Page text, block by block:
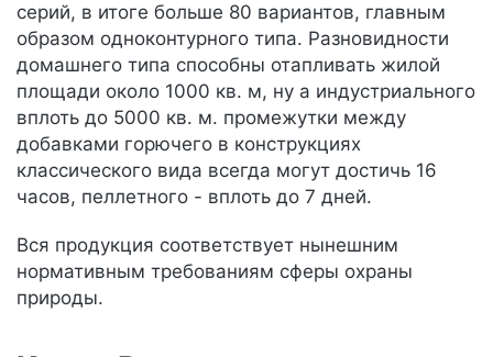
серий, в итоге больше 80 вариантов, главным
образом одноконтурного типа. Разновидности
домашнего типа способны отапливать жилой
площади около 1000 кв. м, ну а индустриального
вплоть до 5000 кв. м. промежутки между
добавками горючего в конструкциях
классического вида всегда могут достичь 16
часов, пеллетного - вплоть до 7 дней.
Вся продукция соответствует нынешним
нормативным требованиям сферы охраны
природы.